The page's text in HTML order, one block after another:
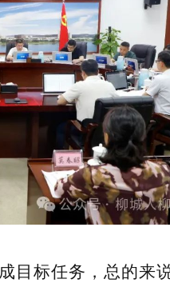
目标任务，总的来